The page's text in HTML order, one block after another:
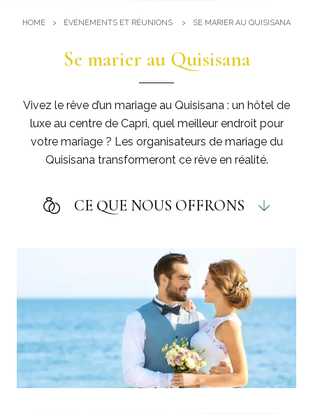
Sauna et Bain turc
Où sommes-nous
Événements et Réunions
Se marier au Quisisana
Leaders Club
HOME ÉVÉNEMENTS ET RÉUNIONS SE MARIER AU QUISISANA
Se marier au Quisisana
Vivez le rêve d’un mariage au Quisisana : un hôtel de
luxe au centre de Capri, quel meilleur endroit pour
votre mariage ? Les organisateurs de mariage du
Quisisana transformeront ce rêve en réalité.
CE QUE NOUS OFFRONS
Création et réalisation d’un sujet matrimonial.
CHOIX DE L’ENDROIT
Nos salles et les magnifiques paysages de Capri.
CRÉATION DU MENU
Nous proposons différents types de menu ou nous
pouvons créer un menu personnalisé selon vos
exigences